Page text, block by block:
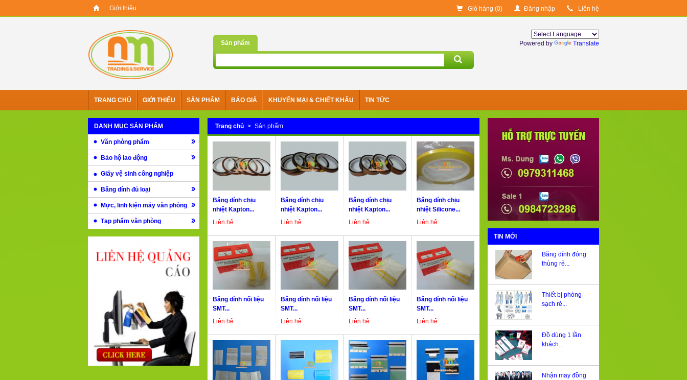
Giới thiệu Giỏ hàng (0) Đăng nhập Liên hệ
Sản phẩm Powered by Translate
TRANG CHỦ GIỚI THIỆU SẢN PHẨM BÁO GIÁ KHUYẾN MẠI & CHIẾT KHẤU TIN TỨC
DANH MỤC SẢN PHẨM
Văn phòng phẩm
Bảo hộ lao động
Giấy vệ sinh công nghiệp
Băng dính đủ loại
Mực, linh kiện máy văn phòng
Tạp phẩm văn phòng
Trang chủ > Sản phẩm
Băng dính chịu
nhiệt Kapton...
Liên hệ
Băng dính chịu
nhiệt Kapton...
Liên hệ
Băng dính chịu
nhiệt Kapton...
Liên hệ
Băng dính chịu
nhiệt Silicone...
Liên hệ
Băng dính nối liệu
SMT...
Liên hệ
Băng dính nối liệu
SMT...
Liên hệ
Băng dính nối liệu
SMT...
Liên hệ
Băng dính nối liệu
SMT...
Liên hệ
TIN MỚI
Băng dính đóng
thùng rẻ...
Thiết bị phòng
sạch rẻ...
Đồ dùng 1 lần
khách...
Nhận may đồng